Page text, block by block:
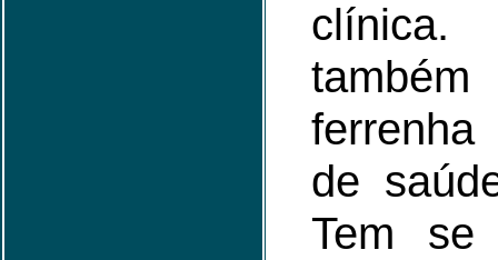
clínica.
de
Tem se